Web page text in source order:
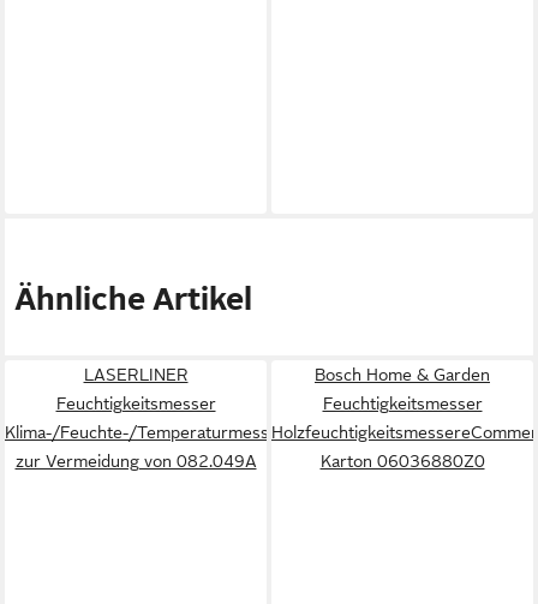
Ähnliche Artikel
LASERLINER
Feuchtigkeitsmesser
Klima-/Feuchte-/Temperaturmessgerät
zur Vermeidung von 082.049A
Bosch Home & Garden
Feuchtigkeitsmesser
Karton 06036880Z0